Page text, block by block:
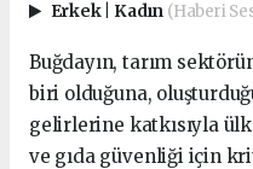
Erkek Kadın (Haberi
Buğdayın, tarım
biri olduğuna,
gelirlerine katkısıyla
ve gıda güvenliği için